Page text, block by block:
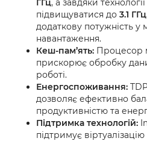
ГГц, а завдяки
підвищуватися до 3.1 ГГц
додаткову потужність
навантаження.
Кеш-пам’ять: Процесор
прискорює обробку
роботі.
Енергоспоживання:
дозволяє ефективно
продуктивністю та
Підтримка технологій:
підтримує віртуалізацію